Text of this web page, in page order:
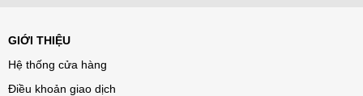
GIỚI THIỆU
Hệ thống cửa hàng
Điều khoản giao dịch